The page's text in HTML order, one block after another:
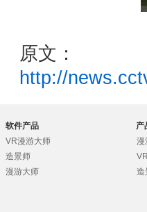
原文：
http://
软件产品
VR漫游大师
造景师
漫游大师
产
漫
造